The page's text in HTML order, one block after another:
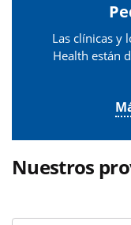
Las clínicas y
Health están
Nuestros